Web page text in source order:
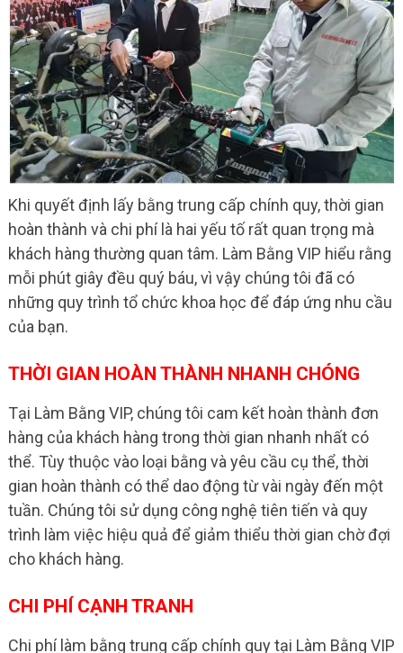
Khi quyết định lấy bằng trung cấp chính quy, thời gian
hoàn thành và chi phí là hai yếu tố rất quan trọng mà
khách hàng thường quan tâm. Làm Bằng VIP hiểu rằng
mỗi phút giây đều quý báu, vì vậy chúng tôi đã có
những quy trình tổ chức khoa học để đáp ứng nhu cầu
của bạn.
THỜI GIAN HOÀN THÀNH NHANH CHÓNG
Tại Làm Bằng VIP, chúng tôi cam kết hoàn thành đơn
hàng của khách hàng trong thời gian nhanh nhất có
thể. Tùy thuộc vào loại bằng và yêu cầu cụ thể, thời
gian hoàn thành có thể dao động từ vài ngày đến một
tuần. Chúng tôi sử dụng công nghệ tiên tiến và quy
trình làm việc hiệu quả để giảm thiểu thời gian chờ đợi
cho khách hàng.
CHI PHÍ CẠNH TRANH
Chi phí làm bằng trung cấp chính quy tại Làm Bằng VIP